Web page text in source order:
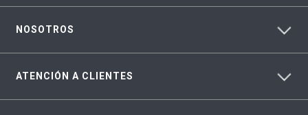
NOSOTROS
ATENCIÓN A CLIENTES